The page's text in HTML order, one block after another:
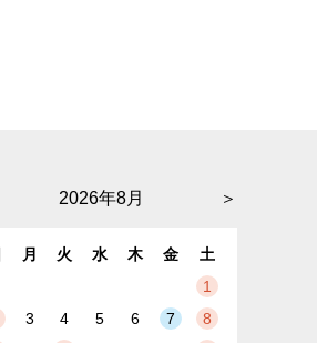
＞
2026年8月
月 火 水 木 金
土
1
3 4 5 6 7
8